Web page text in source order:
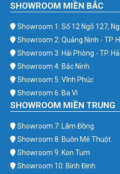
SHOWROOM MIỀN BẮC
Showroom 1: Số 12 Ngõ 127,
Showroom 2: Quảng Ninh - TP.
Showroom 3: Hải Phòng - TP.
Showroom 4: Bắc Ninh
Showroom 5: Vĩnh Phúc
Showroom 6: Ba Vì
SHOWROOM MIỀN TRUNG
Showroom 7: Lâm Đồng
Showroom 8: Buôn Mê Thuột
Showroom 9: Kon Tum
Showroom 10: Bình Định